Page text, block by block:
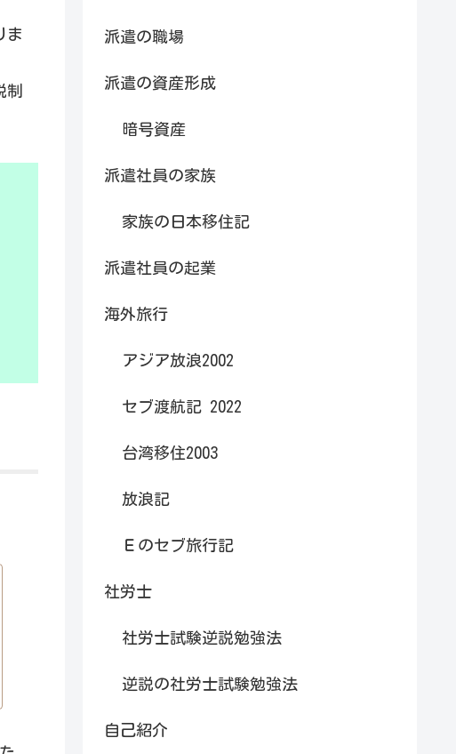
ま
制
派遣の職場
派遣の資産形成
暗号資産
派遣社員の家族
家族の日本移住記
派遣社員の起業
海外旅行
アジア放浪2002
セブ渡航記 2022
台湾移住2003
放浪記
Ｅのセブ旅行記
社労士
社労士試験逆説勉強法
逆説の社労士試験勉強法
自己紹介